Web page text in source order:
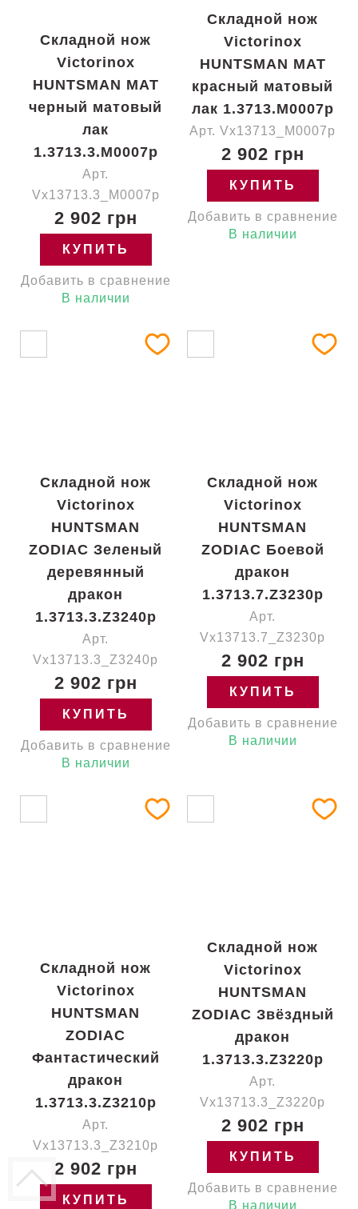
Складной нож
Victorinox
HUNTSMAN MAT
черный матовый
лак
1.3713.3.M0007p
Арт.
Vx13713.3_M0007p
2 902 грн
КУПИТЬ
Добавить в сравнение
В наличии
Складной нож
Victorinox
HUNTSMAN MAT
красный матовый
лак 1.3713.M0007p
Арт. Vx13713_M0007p
2 902 грн
КУПИТЬ
Добавить в сравнение
В наличии
Складной нож
Victorinox
HUNTSMAN
ZODIAC Зеленый
деревянный
дракон
1.3713.3.Z3240p
Арт.
Vx13713.3_Z3240p
2 902 грн
КУПИТЬ
Добавить в сравнение
В наличии
Складной нож
Victorinox
HUNTSMAN
ZODIAC Боевой
дракон
1.3713.7.Z3230p
Арт.
Vx13713.7_Z3230p
2 902 грн
КУПИТЬ
Добавить в сравнение
В наличии
Складной нож
Victorinox
HUNTSMAN
ZODIAC
Фантастический
дракон
1.3713.3.Z3210p
Арт.
Vx13713.3_Z3210p
2 902 грн
КУПИТЬ
Складной нож
Victorinox
HUNTSMAN
ZODIAC Звёздный
дракон
1.3713.3.Z3220p
Арт.
Vx13713.3_Z3220p
2 902 грн
КУПИТЬ
Добавить в сравнение
В наличии